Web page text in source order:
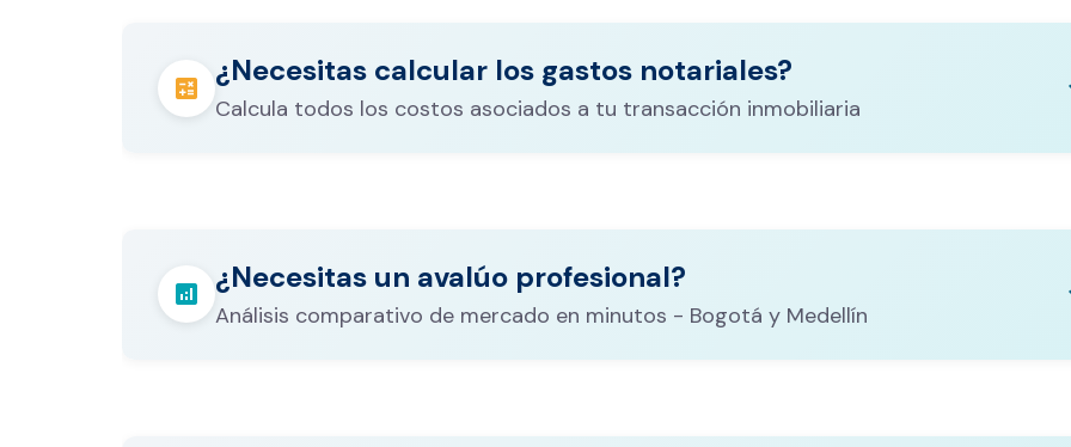
calculate ¿Necesitas calcular los gastos notariales?
Calcula todos los costos asociados a tu transacción inmobiliaria
Los gastos notariales incluyen escrituración,
legales que varían según el valor del
inmueble.
CALCULADORA DE GASTOS NOTARIALES
analytics ¿Necesitas un avalúo profesional?
Análisis comparativo de mercado en minutos - Bogotá y Medellín